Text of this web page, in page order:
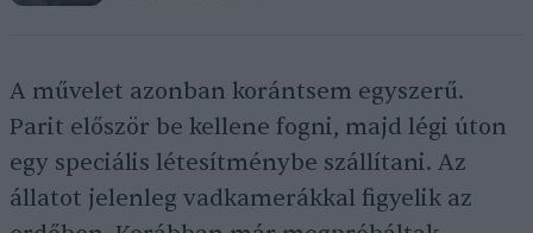
A művelet azonban korántsem egyszerű.
Parit először be kellene fogni, majd légi úton
egy speciális létesítménybe szállítani. Az
állatot jelenleg vadkamerákkal figyelik az